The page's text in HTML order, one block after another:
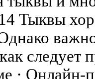
Тыквы
следует
·